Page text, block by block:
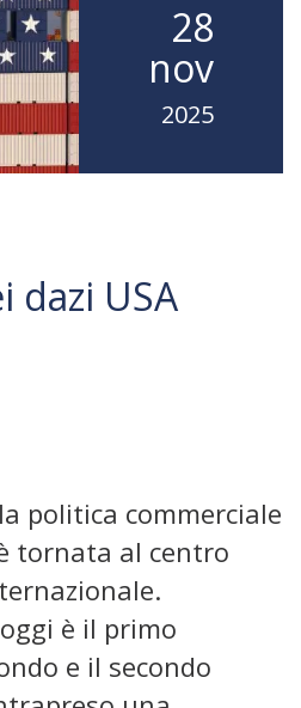
28
nov
2025
dazi USA
politica commerciale
tornata al centro
è il primo
e il secondo